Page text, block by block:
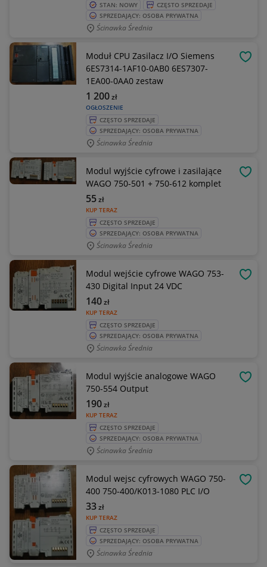
STAN: NOWY
CZĘSTO SPRZEDAJE
SPRZEDAJĄCY: OSOBA PRYWATNA
Ścinawka Średnia
Moduł CPU Zasilacz I/O Siemens
6ES7314-1AF10-0AB0 6ES7307-
1EA00-0AA0 zestaw
OGŁOSZENIE
1 200zł
CZĘSTO SPRZEDAJE
SPRZEDAJĄCY: OSOBA PRYWATNA
Ścinawka Średnia
Modul wyjście cyfrowe i zasilające
WAGO 750-501 + 750-612 komplet
KUP TERAZ
55zł
CZĘSTO SPRZEDAJE
SPRZEDAJĄCY: OSOBA PRYWATNA
Ścinawka Średnia
Modul wejście cyfrowe WAGO 753-
430 Digital Input 24 VDC
KUP TERAZ
140zł
CZĘSTO SPRZEDAJE
SPRZEDAJĄCY: OSOBA PRYWATNA
Ścinawka Średnia
Modul wyjście analogowe WAGO
750-554 Output
KUP TERAZ
190zł
CZĘSTO SPRZEDAJE
SPRZEDAJĄCY: OSOBA PRYWATNA
Ścinawka Średnia
Modul wejsc cyfrowych WAGO 750-
400 750-400/K013-1080 PLC I/O
KUP TERAZ
33zł
CZĘSTO SPRZEDAJE
SPRZEDAJĄCY: OSOBA PRYWATNA
Ścinawka Średnia